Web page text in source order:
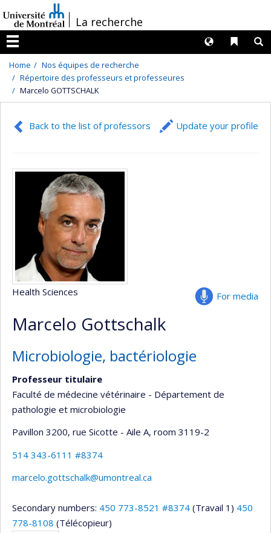
au
contenu
/La recherche
Menu
Liens
Langues
Home
Nos équipes de recherche
Répertoire des professeurs et professeures
Marcelo GOTTSCHALK
Back to the list of professors Update your profile
For media
Health Sciences
Marcelo Gottschalk
Microbiologie, bactériologie
Professeur titulaire
Faculté de médecine vétérinaire - Département de
pathologie et microbiologie
Pavillon 3200, rue Sicotte - Aile A, room 3119-2
514 343-6111 #8374
marcelo.gottschalk@umontreal.ca
Secondary numbers: 450 773-8521 #8374 (Travail 1) 450
778-8108 (Télécopieur)